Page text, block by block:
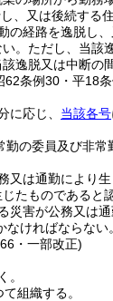
、又は後続する
の経路を逸脱し
。 ただし、当該
逸脱又は中断の
条例30・平18
に応じ、 当該各号
勤の委員及び非
又は通勤により
たものであると
災害が公務又は
なければならない。
・一部改正)
。
組織する。